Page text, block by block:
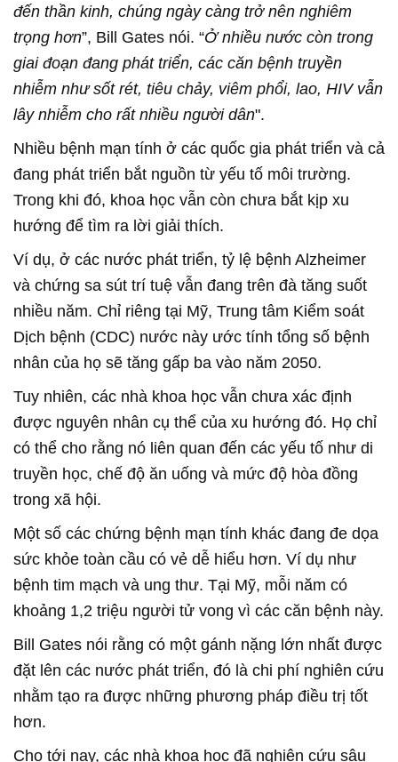
đến thần kinh, chúng ngày càng trở nên nghiêm
trọng hơn”, Bill Gates nói. “Ở nhiều nước còn trong
giai đoạn đang phát triển, các căn bệnh truyền
nhiễm như sốt rét, tiêu chảy, viêm phổi, lao, HIV vẫn
lây nhiễm cho rất nhiều người dân".
Nhiều bệnh mạn tính ở các quốc gia phát triển và cả
đang phát triển bắt nguồn từ yếu tố môi trường.
Trong khi đó, khoa học vẫn còn chưa bắt kịp xu
hướng để tìm ra lời giải thích.
Ví dụ, ở các nước phát triển, tỷ lệ bệnh Alzheimer
và chứng sa sút trí tuệ vẫn đang trên đà tăng suốt
nhiều năm. Chỉ riêng tại Mỹ, Trung tâm Kiểm soát
Dịch bệnh (CDC) nước này ước tính tổng số bệnh
nhân của họ sẽ tăng gấp ba vào năm 2050.
Tuy nhiên, các nhà khoa học vẫn chưa xác định
được nguyên nhân cụ thể của xu hướng đó. Họ chỉ
có thể cho rằng nó liên quan đến các yếu tố như di
truyền học, chế độ ăn uống và mức độ hòa đồng
trong xã hội.
Một số các chứng bệnh mạn tính khác đang đe dọa
sức khỏe toàn cầu có vẻ dễ hiểu hơn. Ví dụ như
bệnh tim mạch và ung thư. Tại Mỹ, mỗi năm có
khoảng 1,2 triệu người tử vong vì các căn bệnh này.
Bill Gates nói rằng có một gánh nặng lớn nhất được
đặt lên các nước phát triển, đó là chi phí nghiên cứu
nhằm tạo ra được những phương pháp điều trị tốt
hơn.
Cho tới nay, các nhà khoa học đã nghiên cứu sâu